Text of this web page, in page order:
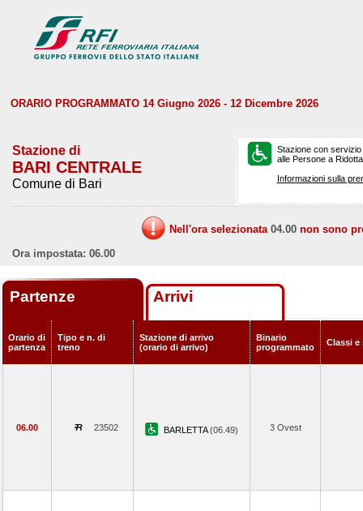
ORARIO PROGRAMMATO 14 Giugno 2026 - 12 Dicembre 2026
Stazione di
BARI CENTRALE
Comune di Bari
Stazione con
alle Persone a
Informazioni sulla
Nell'ora selezionata 04.00 non sono
Ora impostata: 06.00
Partenze Arrivi
Orario di
partenza
Tipo e n. di
treno
Stazione di arrivo
(orario di arrivo)
Binario
programmato
Classi e
06.00 23502 BARLETTA(06.49) 3 Ovest